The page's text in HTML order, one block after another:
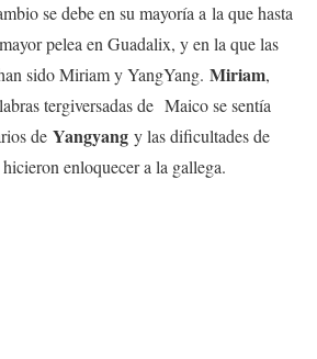
se debe en su mayoría a la que hasta
pelea en Guadalix, y en la que las
sido Miriam y YangYang. Miriam,
tergiversadas de Maico se sentía
de Yangyang y las dificultades de
enloquecer a la gallega.